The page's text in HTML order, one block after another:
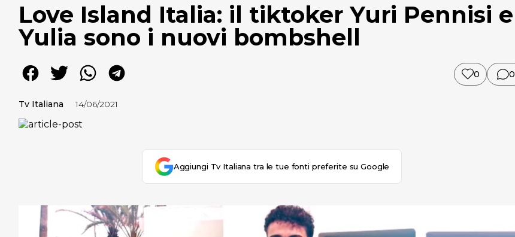
Love Island Italia: il tiktoker Yuri Pennisi e
Yulia sono i nuovi bombshell
0 0
Tv Italiana 14/06/2021
Aggiungi Tv Italiana tra le tue fonti preferite su Google